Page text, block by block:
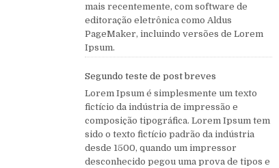
mais recentemente, com software de
editoração eletrônica como Aldus
PageMaker, incluindo versões de Lorem
Ipsum.
Segundo teste de post breves
Lorem Ipsum é simplesmente um texto
fictício da indústria de impressão e
composição tipográfica. Lorem Ipsum tem
sido o texto fictício padrão da indústria
desde 1500, quando um impressor
desconhecido pegou uma prova de tipos e